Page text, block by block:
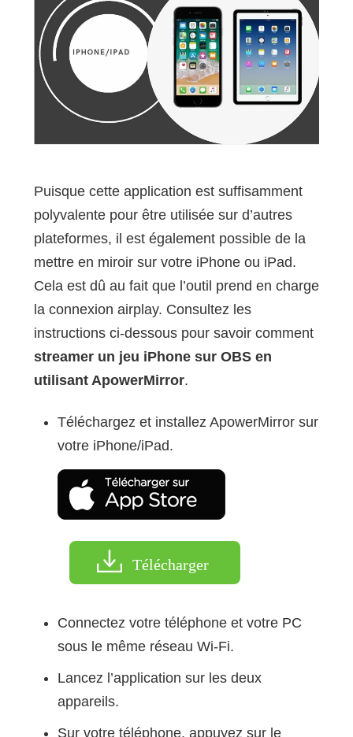
Puisque cette application est suffisamment
polyvalente pour être utilisée sur d’autres
plateformes, il est également possible de la
mettre en miroir sur votre iPhone ou iPad.
Cela est dû au fait que l’outil prend en charge
la connexion airplay. Consultez les
instructions ci-dessous pour savoir comment
streamer un jeu iPhone sur OBS en
utilisant ApowerMirror.
Téléchargez et installez ApowerMirror sur
votre iPhone/iPad.
Télécharger
Connectez votre téléphone et votre PC
sous le même réseau Wi-Fi.
Lancez l’application sur les deux
appareils.
Sur votre téléphone, appuyez sur le